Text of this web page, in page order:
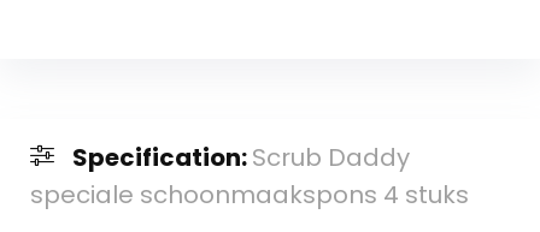
Specification:Scrub Daddy
speciale schoonmaakspons 4 stuks